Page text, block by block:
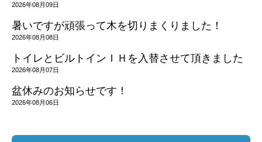
2026年08月09日
暑いですが頑張って木を切りまくりました！
2026年08月08日
トイレとビルトインＩＨを入替させて頂きました
2026年08月07日
盆休みのお知らせです！
2026年08月06日